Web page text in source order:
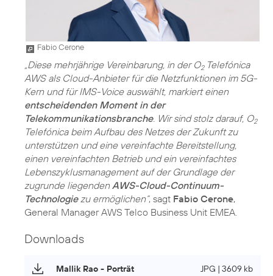
Fabio Cerone
„Diese mehrjährige Vereinbarung, in der O2Telefónica
AWS als Cloud-Anbieter für die Netzfunktionen im 5G-
Kern und für IMS-Voice auswählt, markiert einen
entscheidenden Moment in der
Telekommunikationsbranche. Wir sind stolz darauf, O2
Telefónica beim Aufbau des Netzes der Zukunft zu
unterstützen und eine vereinfachte Bereitstellung,
einen vereinfachten Betrieb und ein vereinfachtes
Lebenszyklusmanagement auf der Grundlage der
zugrunde liegendenAWS-Cloud-Continuum-
Technologiezu ermöglichen“, sagt Fabio Cerone,
General Manager AWS Telco Business Unit EMEA.
Downloads
Mallik Rao - Porträt JPG | 3609 kb